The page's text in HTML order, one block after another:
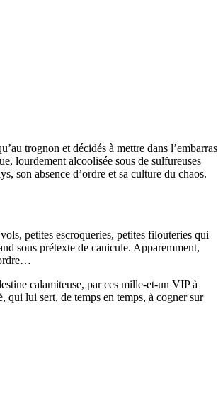
trognon et décidés à mettre dans l’embarras
lourdement alcoolisée sous de sulfureuses
son absence d’ordre et sa culture du chaos.
petites escroqueries, petites filouteries qui
sous prétexte de canicule. Apparemment,
calamiteuse, par ces mille-et-un VIP à
qui lui sert, de temps en temps, à cogner sur